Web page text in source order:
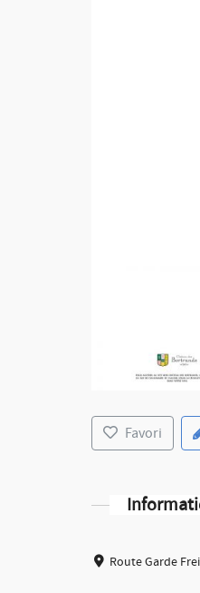
Favori
Route Garde